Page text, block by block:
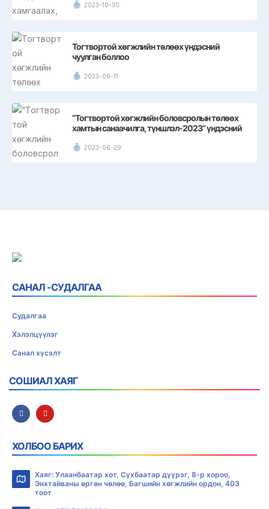
2023-10-30
Тогтвортой хөгжлийн төлөөх үндэсний
чуулган боллоо
2023-09-11
“Тогтвортой хөгжлийн боловсролын төлөөх
хамтын санаачилга, түншлэл-2023” үндэсний
2023-06-29
САНАЛ -СУДАЛГАА
Судалгаа
Хэлэлцүүлэг
Санал хүсэлт
СОШИАЛ ХАЯГ
ХОЛБОО БАРИХ
Хаяг: Улаанбаатар хот, Сүхбаатар дүүрэг, 8-р хороо,
Энхтайваны өргөн чөлөө, Багшийн хөгжлийн ордон, 403
тоот